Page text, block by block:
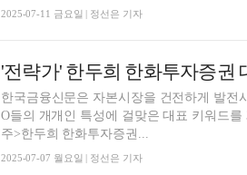
2025-07-11 금요일 | 정선은 기자
한국금융신문은 자본시장을 건전하게 발전
O들의 개개인 특성에 걸맞은 대표 키워드
주>한두희 한화투자증권...
2025-07-07 월요일 | 정선은 기자